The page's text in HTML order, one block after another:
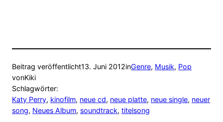
Beitrag veröffentlicht13. Juni 2012inGenre, Musik, Pop
vonKiki
Schlagwörter:
Katy Perry, kinofilm, neue cd, neue platte, neue single, neuer
song, Neues Album, soundtrack, titelsong